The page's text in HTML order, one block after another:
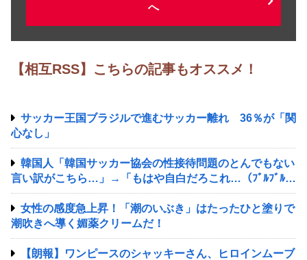
へ
【相互RSS】こちらの記事もオススメ！
サッカー王国ブラジルで進むサッカー離れ 36％が「関
心なし」
韓国人「韓国サッカー協会の性接待問題のとんでもない
言い訳がこちら…」→「もはや自白だろこれ…（ﾌﾞﾙﾌﾞﾙ」
＝韓国の反応
女性の感度急上昇！「潮のいぶき」はたったひと塗りで
潮吹きへ導く媚薬クリームだ！
【朗報】ワンピースのシャッキーさん、ヒロインムーブ